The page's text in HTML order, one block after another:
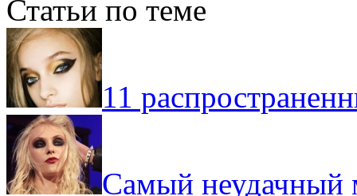
Статьи по теме
11
Самый неудачный